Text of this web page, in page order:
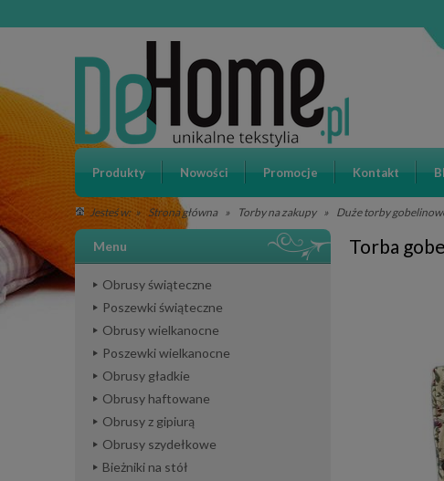
Produkty Nowości Promocje Kontakt
Jesteś w: » Strona główna » Torby na zakupy » Duże torby
Menu
Obrusy świąteczne
Poszewki świąteczne
Obrusy wielkanocne
Poszewki wielkanocne
Obrusy gładkie
Obrusy haftowane
Obrusy z gipiurą
Obrusy szydełkowe
Bieżniki na stół
Torba